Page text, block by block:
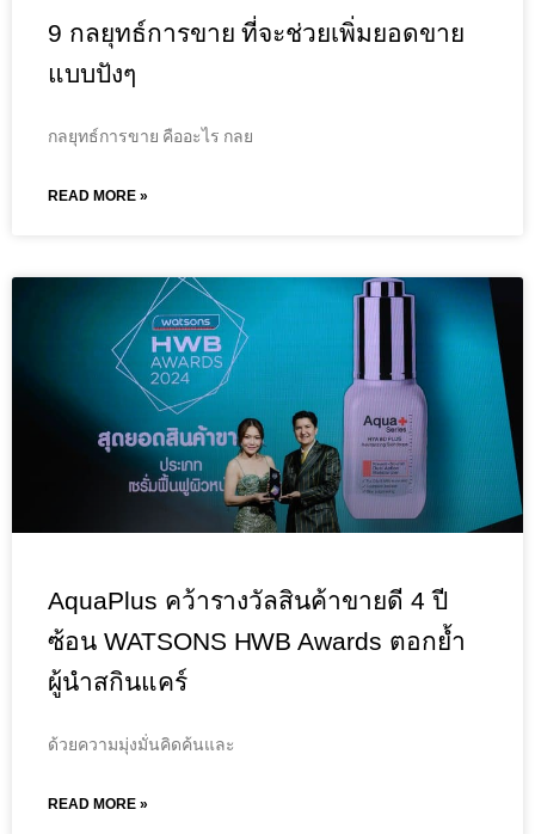
9 กลยุทธ์การขาย ที่จะช่วยเพิ่มยอดขาย
แบบปังๆ
กลยุทธ์การขาย คืออะไร กลย
READ MORE »
AquaPlus คว้ารางวัลสินค้าขายดี 4 ปี
ซ้อน WATSONS HWB Awards ตอกย้ำ
ผู้นำสกินแคร์
ด้วยความมุ่งมั่นคิดค้นและ
READ MORE »